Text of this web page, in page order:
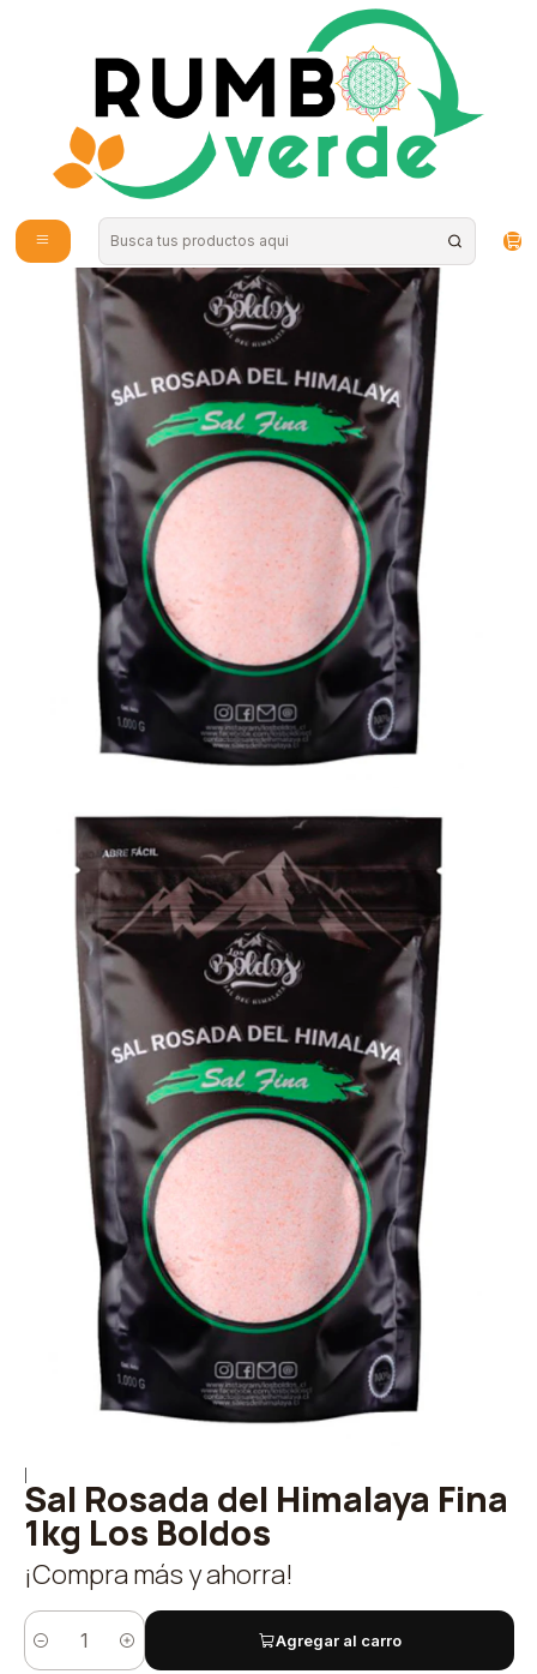
Envío gratis por compras sobre los 59.990 en la provincia de Santiago
Superalimentos en Polvo
Sal Rosada del Himalaya Fina 1kg Los Boldos
Sal Rosada del Himalaya Fina
1kg Los Boldos
¡Compra más y ahorra!
Cantidad
Agregar al carro